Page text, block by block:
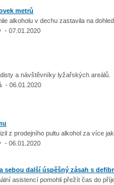
metrů
alkoholu v dechu zastavila na
- 07.01.2020
a návštěvníky lyžařských areálů.
- 06.01.2020
z prodejního pultu alkohol za více
- 06.01.2020
sebou další úspěšný zásah s
asistencí pomohli přežít čas do